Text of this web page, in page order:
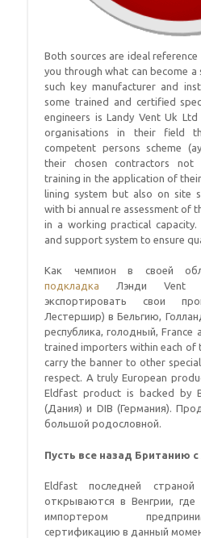
Both sources are ideal
you through what can become a
such key manufacturer and
some trained and certified
engineers is Landy Vent Uk
organisations in their field
competent persons scheme
their chosen contractors
training in the application of
lining system but also on site
with bi annual re assessment of
in a working practical capacity
and support system to ensure
Как чемпион в своей
подкладка Лэнди Vent
экспортировать свои
Лестершир) в Бельгию,
республика, голодный,France
trained importers within each of
carry the banner to other
respect. A truly European
Eldfast product is backed by
(Дания) и DIB (Германия).
большой родословной.
Пусть все назад Британию
Eldfast последней
открываются в Венгрии, где
импортером
сертификацию в данный